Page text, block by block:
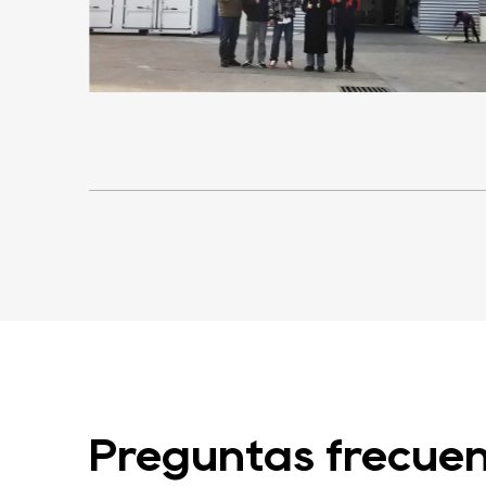
Preguntas